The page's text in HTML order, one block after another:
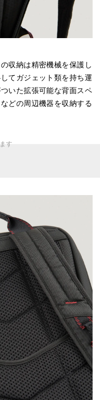
収納は精密機械を保護し
てガジェット類を持ち運
いた拡張可能な背面スペ
どの周辺機器を収納する